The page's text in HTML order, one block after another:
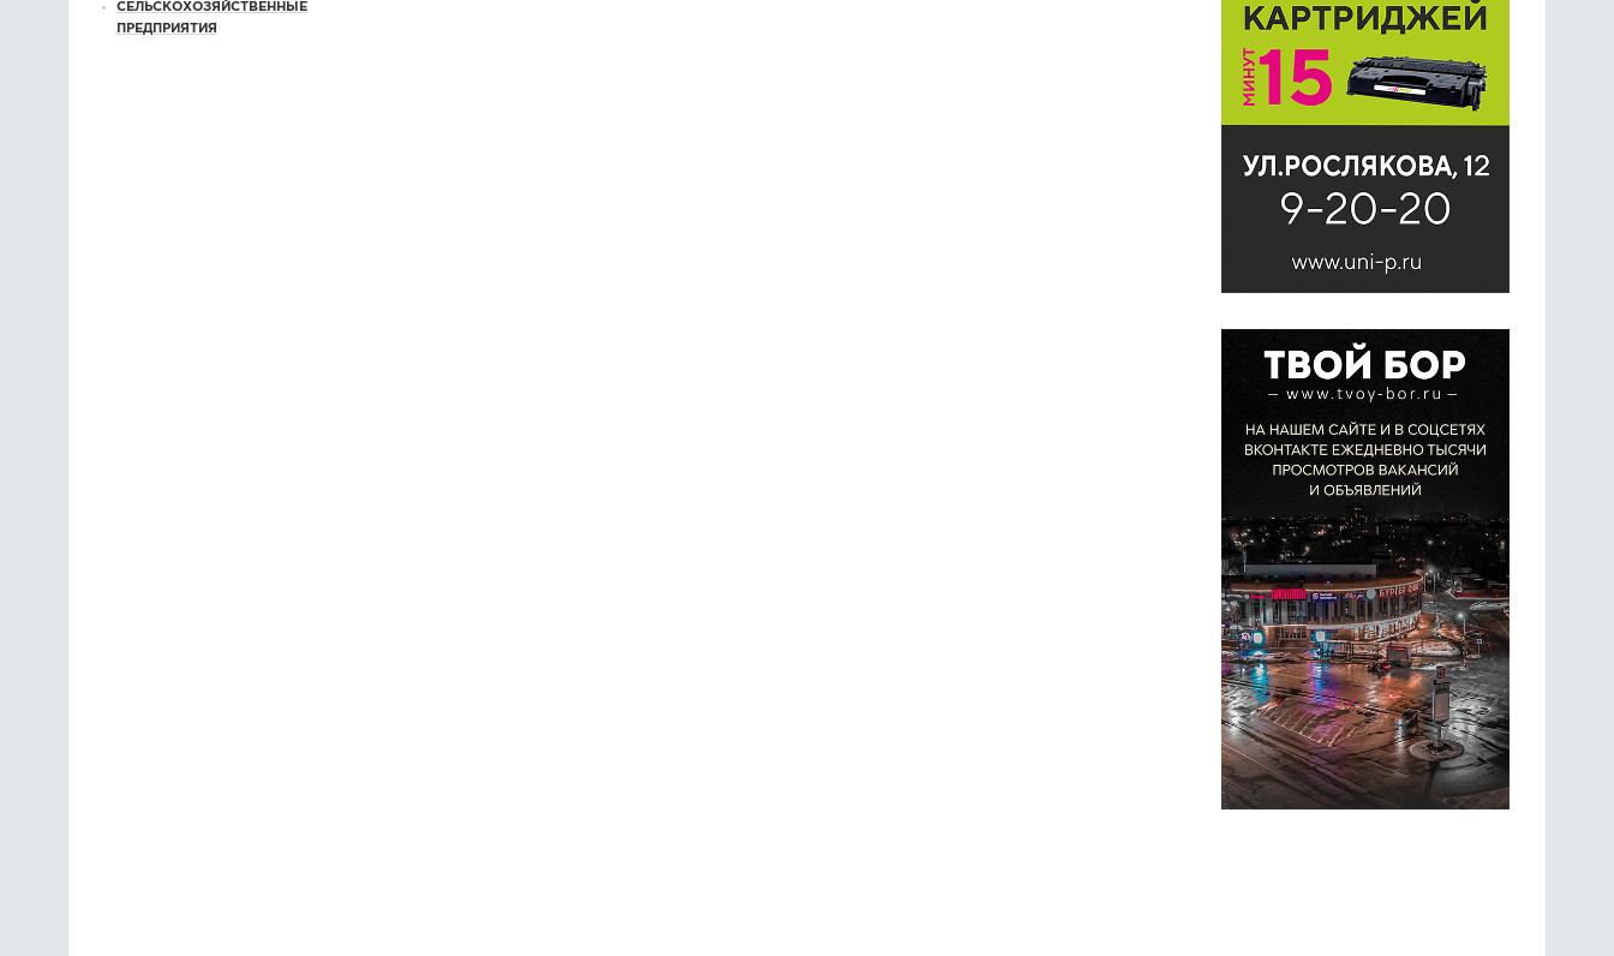
СЕЛЬСКОХОЗЯЙСТВЕННЫЕ
ПРЕДПРИЯТИЯ